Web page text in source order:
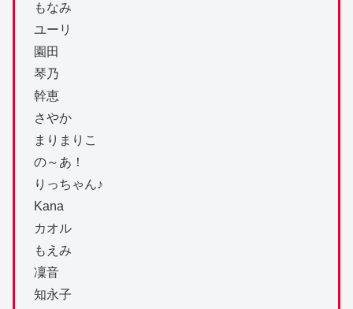
もなみ
ユーリ
園田
琴乃
幹恵
さやか
まりまりこ
の～あ！
りっちゃん♪
Kana
カオル
もえみ
凜音
知永子